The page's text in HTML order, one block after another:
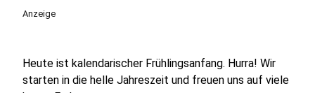
Anzeige
Heute ist kalendarischer Frühlingsanfang. Hurra! Wir
starten in die helle Jahreszeit und freuen uns auf viele